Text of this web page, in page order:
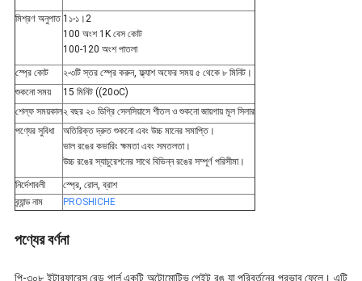
মিশ্রণ অনুপাত 1১-১।2
100 অংশ 1K বেস কোট
100-120 অংশ পাতলা
স্প্রে কোট
২-৩টি স্তর স্প্রে করুন, ফ্ল্যাশ অফের সময় ৫ থেকে ৮ মিনিট।
শুকনো সময়
15 মিনিট ((20oC)
শেল্ফ সময়কাল২ বছর ২০ ডিগ্রি সেলসিয়াসে শীতল ও শুকনো জায়গায় মূল সিলার
পণ্যের সুবিধা
অতিরিক্ত দ্রুত শুকনো এবং উচ্চ মানের সমাপ্তি।
ভাল রঙের কভারিং ক্ষমতা এবং সমতলতা।
উচ্চ রঙের স্যাচুরেশনের সাথে বিভিন্ন রঙের সম্পূর্ণ পরিসীমা।
নির্দেশাবলী
স্প্রে, রোল, ব্রাশ
ব্র্যান্ড নাম
PROSHICHE
পণ্যের বর্ণনা
পি-৩০৮ ইন্টারফারেন্স রেড পার্ল একটি অটোমোটিভ পেইন্ট রঙ যা পরিবর্তনের প্রভাব ফেলে। এটি